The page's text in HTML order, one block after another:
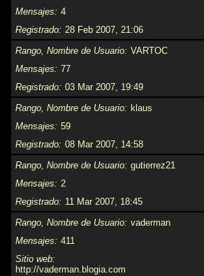
Mensajes
4
Registrado 28 Feb 2007, 21:06
Rango, Nombre de Usuario VARTOC
Mensajes
77
Registrado 03 Mar 2007, 19:49
Rango, Nombre de Usuario
klaus
Mensajes
59
Registrado 08 Mar 2007, 14:58
Rango, Nombre de Usuario gutierrez21
Mensajes
2
Registrado
11 Mar 2007, 18:45
Rango, Nombre de Usuario vaderman
Mensajes
411
Sitio web
http://vaderman.blogia.com